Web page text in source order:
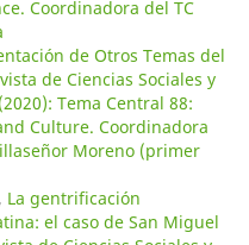
Coordinadora del TC
de Otros Temas del
de Ciencias Sociales y
Tema Central 88:
Culture. Coordinadora
Moreno (primer
La gentrificación
el caso de San Miguel